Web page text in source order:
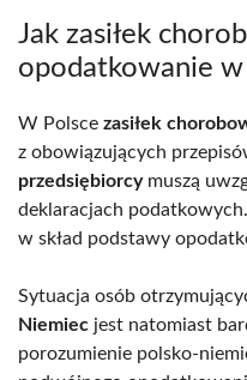
Jak zasiłek
opodatkowanie w
W Polsce zasiłek
z obowiązujących
przedsiębiorcymuszą
deklaracjach
w skład podstawy
Sytuacja osób
Niemiec jest natomiast
porozumienie polsko-